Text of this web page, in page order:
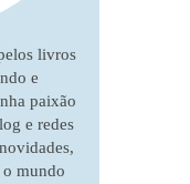
livros
e
paixão
e redes
o mundo